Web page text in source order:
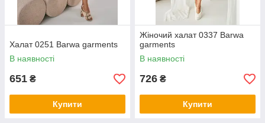
Халат 0251 Barwa garments
В наявності
651 ₴
Купити
Жіночий халат 0337 Barwa
garments
В наявності
726 ₴
Купити